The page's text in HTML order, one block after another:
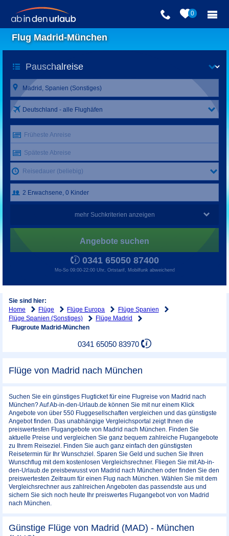
0
Flug Madrid-München
Deutschland - alle Flughäfen
Früheste Anreise
Späteste Abreise
Reisedauer (beliebig)
mehr Suchkriterien anzeigen
Angebote suchen
0341 65050 87400
Mo-So 09:00-22:00 Uhr, Ortstarif, Mobilfunk abweichend
Sie sind hier:
Home
Flüge Flüge Europa
Flüge Spanien
Flüge Spanien (Sonstiges)
Flüge Madrid
Flugroute Madrid-München
0341 65050 83970
Flüge von Madrid nach München
Suchen Sie ein günstiges Flugticket für eine Flugreise von Madrid nach
München? Auf Ab-in-den-Urlaub.de können Sie mit nur einem Klick
Angebote von über 550 Fluggesellschaften vergleichen und das günstigste
Angebot finden. Das unabhängige Vergleichsportal zeigt Ihnen die
preiswertesten Flugangebote von Madrid nach München. Finden Sie
aktuelle Preise und vergleichen Sie ganz bequem zahlreiche Flugangebote
zu Ihrem Reiseziel. Finden Sie auch ganz einfach den günstigsten
Reisetermin für Ihr Wunschziel. Sparen Sie Geld und suchen Sie Ihren
Wunschflug mit dem kostenlosen Vergleichsrechner. Fliegen Sie mit Ab-in-
den-Urlaub.de preisbewusst von Madrid nach München oder finden Sie den
preiswertesten Zeitraum für einen Flug nach München. Wählen Sie mit dem
Vergleichsrechner aus zahlreichen Angeboten das passendste aus und
sichern Sie sich noch heute Ihr preiswertes Flugangebot von von Madrid
nach München.
Günstige Flüge von Madrid (MAD) - München